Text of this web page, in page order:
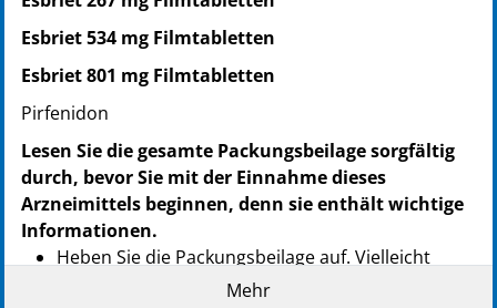
Esbriet 534 mg Filmtabletten
Esbriet 801 mg Filmtabletten
Pirfenidon
Lesen Sie die gesamte Packungsbeilage sorgfältig
durch, bevor Sie mit der Einnahme dieses
Arzneimittels beginnen, denn sie enthält wichtige
Informationen.
Heben Sie die Packungsbeilage auf. Vielleicht
möchten Sie diese später nochmals lesen.
Mehr